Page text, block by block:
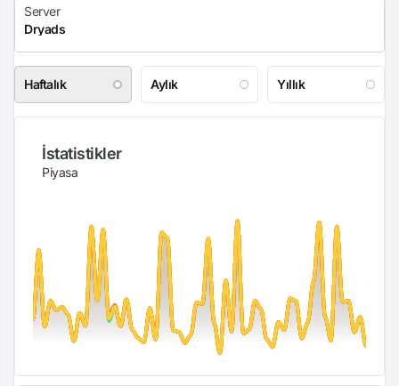
Haftalık Aylık Yıllık
İstatistikler
Piyasa